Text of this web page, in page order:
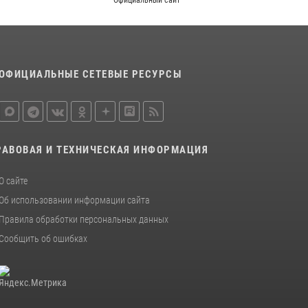
Руси
Центральный округ Росгвардии отмечает
15 июля 2026, 10:00
СЕТЕВЫЕ РЕСУРСЫ
И ТЕХНИЧЕСКАЯ ИНФОРМАЦИЯ
О сайте
Об использовании информации сайта
Правила обработки персональных данных
Сообщить об ошибках